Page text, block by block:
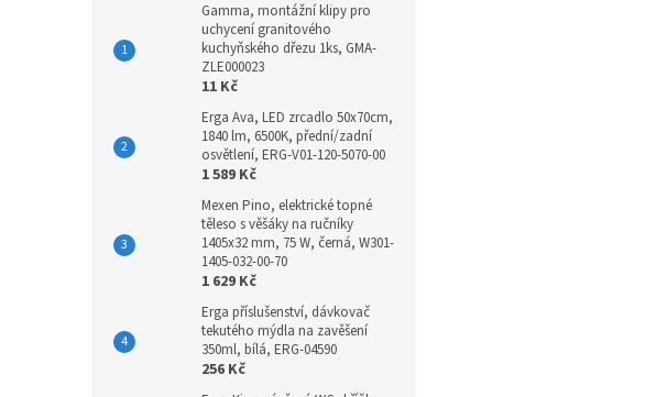
Gamma, montážní klipy pro
uchycení granitového
kuchyňského dřezu 1ks, GMA-
ZLE000023
11 Kč
Erga Ava, LED zrcadlo 50x70cm,
1840 lm, 6500K, přední/zadní
osvětlení, ERG-V01-120-5070-00
1 589 Kč
Mexen Pino, elektrické topné
těleso s věšáky na ručníky
1405x32 mm, 75 W, černá, W301-
1405-032-00-70
1 629 Kč
Erga příslušenství, dávkovač
tekutého mýdla na zavěšení
350ml, bílá, ERG-04590
256 Kč